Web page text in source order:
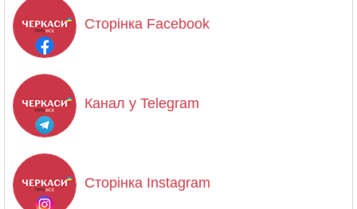
Сторінка Facebook
Канал у Telegram
Сторінка Instagram